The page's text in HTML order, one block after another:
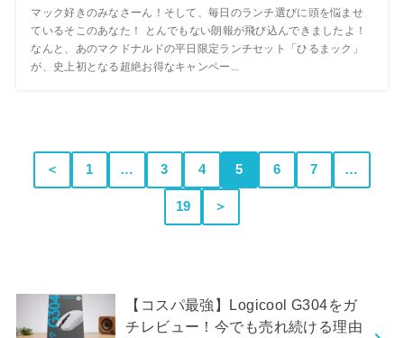
マック好きのみなさーん！そして、毎日のランチ選びに頭を悩ませ
ているそこのあなた！ とんでもない朗報が飛び込んできましたよ！
なんと、あのマクドナルドの平日限定ランチセット「ひるまック」
が、史上初となる超絶お得なキャンペー...
＜ 1 … 3 4 5 6 7 …
19 ＞
【コスパ最強】Logicool G304をガ
チレビュー！今でも売れ続ける理由